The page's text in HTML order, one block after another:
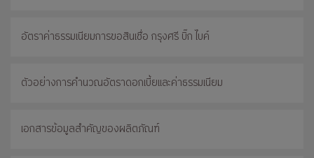
อัตราค่าธรรมเนียมการขอสินเชื่อ กรุงศรี บิ๊ก ไบค์
ตัวอย่างการคำนวณอัตราดอกเบี้ยและค่าธรรมเนียม
เอกสารข้อมูลสำคัญของผลิตภัณฑ์